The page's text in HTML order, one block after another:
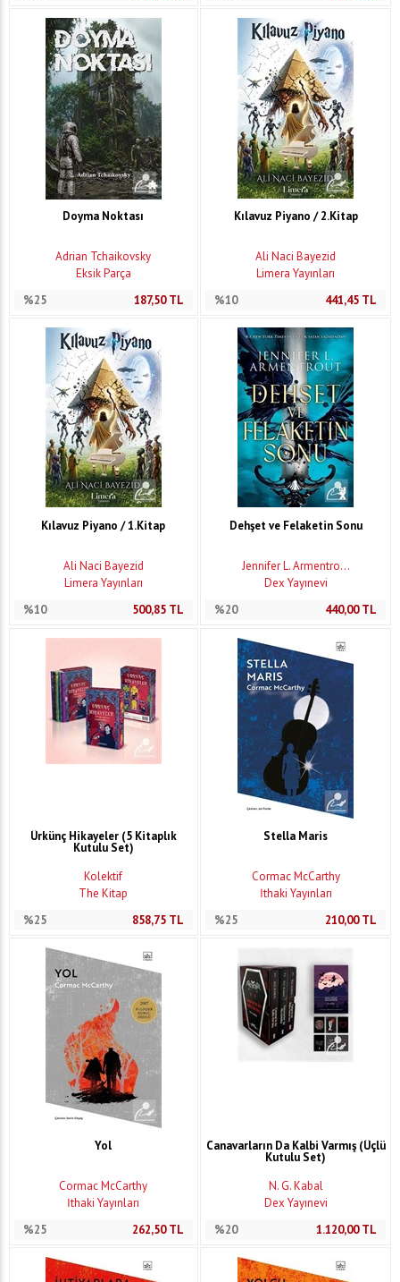
Doyma Noktası
Adrian Tchaikovsky
Eksik Parça
%25
187,50TL
Kılavuz Piyano / 2.Kitap
Ali Naci Bayezid
Limera Yayınları
%10
441,45 TL
Kılavuz Piyano / 1.Kitap
Ali Naci Bayezid
Limera Yayınları
%10
500,85TL
Dehşet ve Felaketin Sonu
Jennifer L. Armentro...
Dex Yayınevi
%20
440,00TL
Ürkünç Hikayeler (5 Kitaplık
Kutulu Set)
Kolektif
The Kitap
%25
858,75TL
Stella Maris
Cormac McCarthy
İthaki Yayınları
%25
210,00TL
Yol
Cormac McCarthy
İthaki Yayınları
%25
262,50TL
Canavarların Da Kalbi Varmış (Üçlü
Kutulu Set)
N. G. Kabal
Dex Yayınevi
%20
1.120,00TL